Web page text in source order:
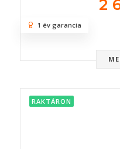
2
1 év garancia
RAKTÁRON